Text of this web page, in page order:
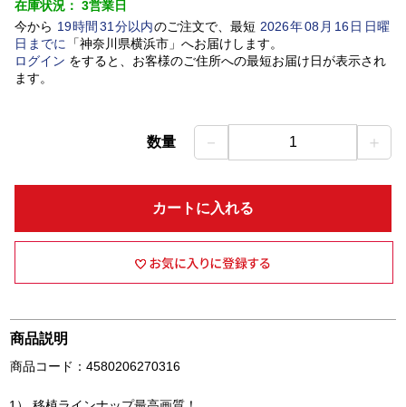
在庫状況： 3営業日
今から 19時間 31 分以内のご注文で、最短 2026年08 月 16日日曜
日 までに 「神奈川県横浜市」 へお届けします。
ログイン をすると、お客様のご住所への最短お届け日が表示され
ます。
数量 － 1 ＋
カートに入れる
商品説明
商品コード：4580206270316